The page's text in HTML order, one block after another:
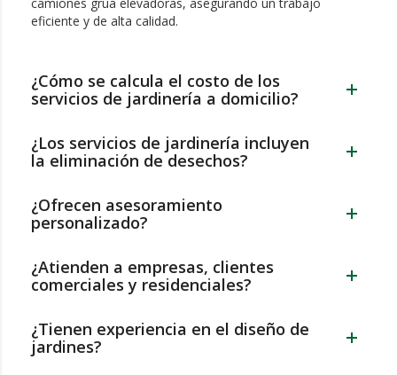
eficiente y de alta calidad.
¿Cómo se calcula el costo de los
servicios de jardinería a domicilio?
¿Los servicios de jardinería incluyen
la eliminación de desechos?
¿Ofrecen asesoramiento
personalizado?
¿Atienden a empresas, clientes
comerciales y residenciales?
¿Tienen experiencia en el diseño de
jardines?